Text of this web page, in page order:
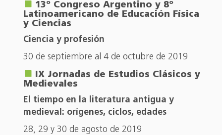
13º Congreso Argentino y 8º
Latinoamericano de Educación Física
y Ciencias
Ciencia y profesión
30 de septiembre al 4 de octubre de 2019
IX Jornadas de Estudios Clásicos y
Medievales
El tiempo en la literatura antigua y
medieval: orígenes, ciclos, edades
28, 29 y 30 de agosto de 2019